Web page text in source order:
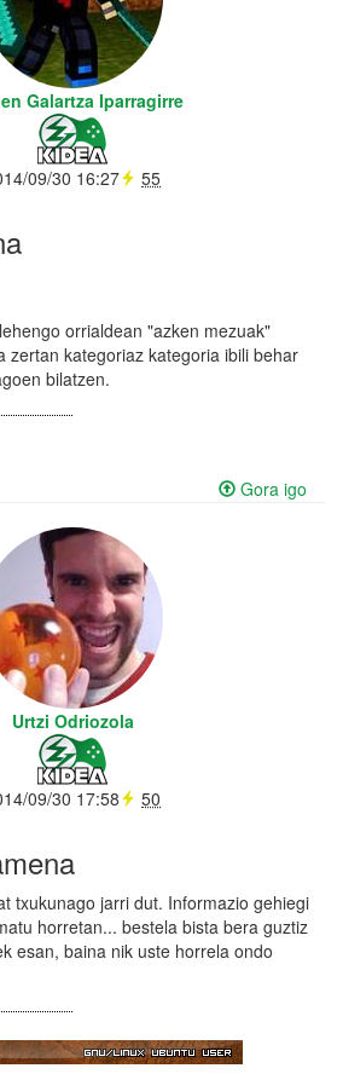
Galartza Iparragirre
09/30 16:27 55
orrialdean "azken mezuak"
zertan kategoriaz kategoria ibili behar
bilatzen.
Gora igo
Urtzi Odriozola
09/30 17:58 50
txukunago jarri dut. Informazio gehiegi
horretan... bestela bista bera guztiz
esan, baina nik uste horrela ondo